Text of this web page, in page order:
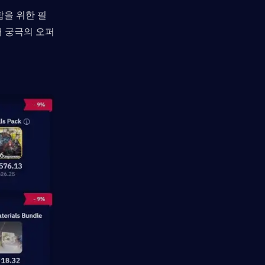
위한 필
궁극의 오퍼